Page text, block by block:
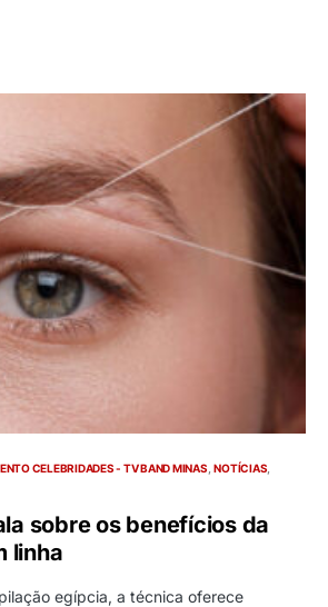
CELEBRIDADES - TV BAND MINAS NOTÍCIAS
sobre os benefícios da
linha
egípcia, a técnica oferece